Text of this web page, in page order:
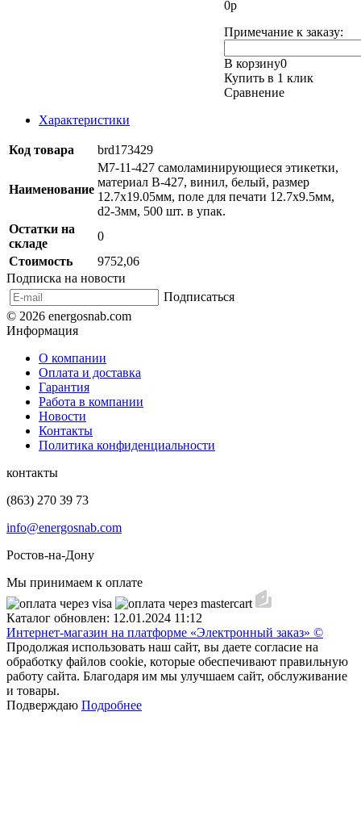
0р
Примечание к заказу:
В корзину0
Купить в 1 клик
Сравнение
Характеристики
Код товара brd173429
Наименование
M7-11-427 самоламинирующиеся этикетки,
материал B-427, винил, белый, размер
12.7х19.05мм, поле для печати 12.7x9.5мм,
d2-3мм, 500 шт. в упак.
Остатки на
складе
0
Стоимость
9752,06
Подписка на новости
Подписаться
© 2026 energosnab.com
Информация
О компании
Оплата и доставка
Гарантия
Работа в компании
Новости
Контакты
Политика конфиденциальности
контакты
(863) 270 39 73
info@energosnab.com
Ростов-на-Дону
Мы принимаем к оплате
Каталог обновлен: 12.01.2024 11:12
Интернет-магазин на платформе «Электронный заказ» ©
Продолжая использовать наш сайт, вы даете согласие на
обработку файлов cookie, которые обеспечивают правильную
работу сайта. Благодаря им мы улучшаем сайт, обслуживание
и товары.
Подверждаю Подробнее